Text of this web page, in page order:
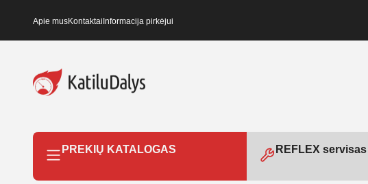
Apie musKontaktaiInformacija pirkėjui
PREKIŲ KATALOGAS REFLEX servisas